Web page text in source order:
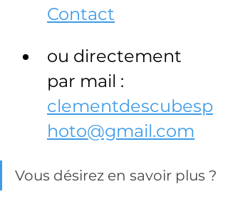
Contact
ou directement
par mail :
clementdescubesp
hoto@gmail.com
Vous désirez en savoir plus ?